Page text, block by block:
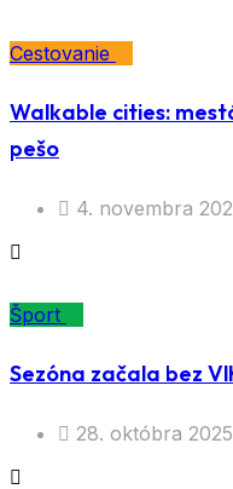
Cestovanie
Walkable cities:
pešo
4. novembra
Šport
Sezóna začala bez
28. októbra 2025